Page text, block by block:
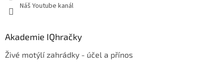
Náš Youtube kanál
Akademie IQhračky
Živé motýlí zahrádky - účel a přínos